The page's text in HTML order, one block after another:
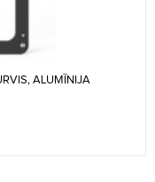
ALUMĪNIJA